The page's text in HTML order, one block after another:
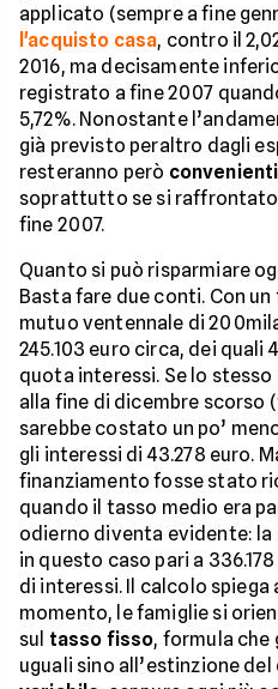
applicato (sempre a fine
l'acquisto casa, contro il
2016, ma decisamente
registrato a fine 2007
5,72%. Nonostante
già previsto peraltro dagli
resteranno però convenienti
soprattutto se si
fine 2007.
Quanto si può risparmiare
Basta fare due conti. Con un
mutuo ventennale di
245.103 euro circa, dei quali
quota interessi. Se lo stesso
alla fine di dicembre scorso
sarebbe costato un po’
gli interessi di 43.278 euro.
finanziamento fosse stato
quando il tasso medio era
odierno diventa evidente: la
in questo caso pari a
di interessi. Il calcolo spiega
momento, le famiglie si
sul tasso fisso, formula che
uguali sino all’estinzione